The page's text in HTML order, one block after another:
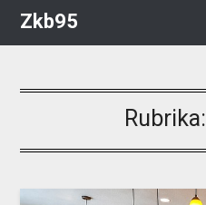
Zkb95
Rubrika: